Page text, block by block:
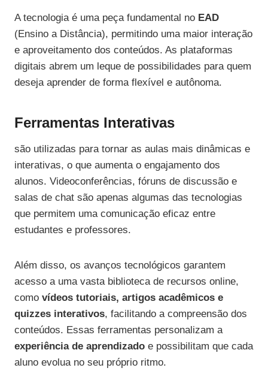
A tecnologia é uma peça fundamental no EAD
(Ensino a Distância), permitindo uma maior interação
e aproveitamento dos conteúdos. As plataformas
digitais abrem um leque de possibilidades para quem
deseja aprender de forma flexível e autônoma.
Ferramentas Interativas
são utilizadas para tornar as aulas mais dinâmicas e
interativas, o que aumenta o engajamento dos
alunos. Videoconferências, fóruns de discussão e
salas de chat são apenas algumas das tecnologias
que permitem uma comunicação eficaz entre
estudantes e professores.
Além disso, os avanços tecnológicos garantem
acesso a uma vasta biblioteca de recursos online,
como vídeos tutoriais, artigos acadêmicos e
quizzes interativos, facilitando a compreensão dos
conteúdos. Essas ferramentas personalizam a
experiência de aprendizado e possibilitam que cada
aluno evolua no seu próprio ritmo.